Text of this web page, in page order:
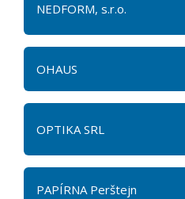
NEDFORM, s.r.o.
OHAUS
OPTIKA SRL
PAPÍRNA Perštejn